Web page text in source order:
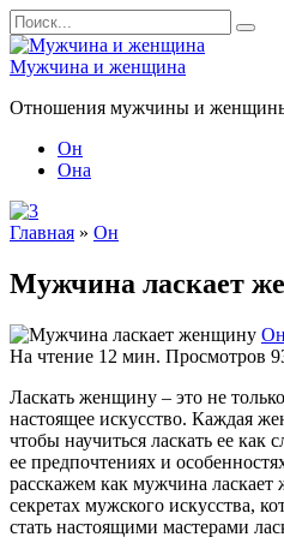
Перейти
к
содержанию
Search
for:
Мужчина и женщина
Отношения мужчины и
Он
Она
Главная » Он
Мужчина ласкает
Он
На чтение 12 мин. Просмотров
Ласкать женщину – это не
настоящее искусство. Каждая
чтобы научиться ласкать ее как
ее предпочтениях и
расскажем как мужчина
секретах мужского искусства,
стать настоящими мастерами